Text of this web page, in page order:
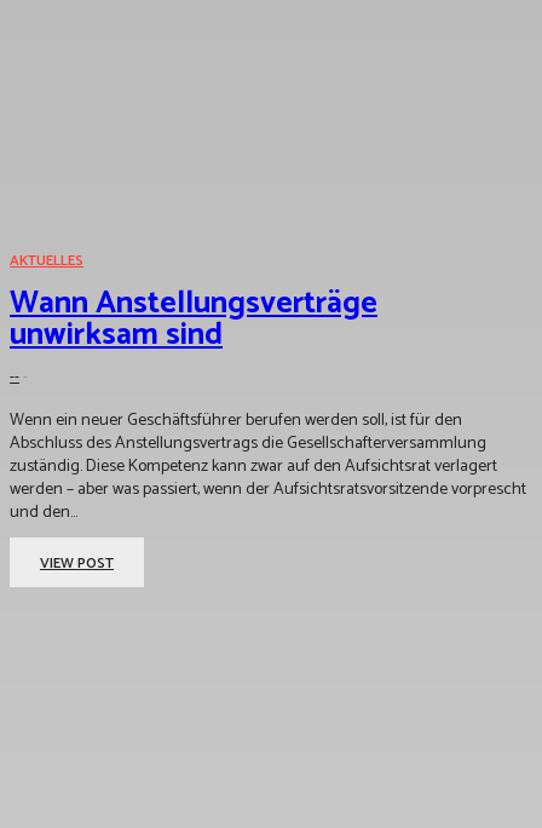
AKTUELLES
Wann Anstellungsverträge
unwirksam sind
-- -
Wenn ein neuer Geschäftsführer berufen werden soll, ist für den
Abschluss des Anstellungsvertrags die Gesellschafterversammlung
zuständig. Diese Kompetenz kann zwar auf den Aufsichtsrat verlagert
werden – aber was passiert, wenn der Aufsichtsratsvorsitzende vorprescht
und den...
VIEW POST